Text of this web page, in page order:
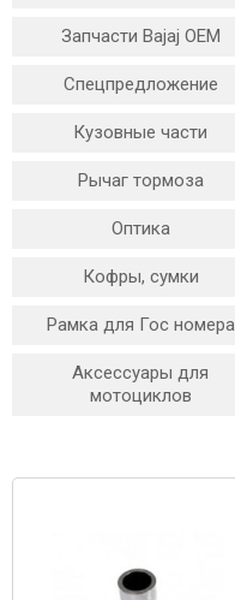
Запчасти Bajaj OEM
Спецпредложение
Кузовные части
Рычаг тормоза
Оптика
Кофры, сумки
Рамка для Гос номера
Аксессуары для
мотоциклов